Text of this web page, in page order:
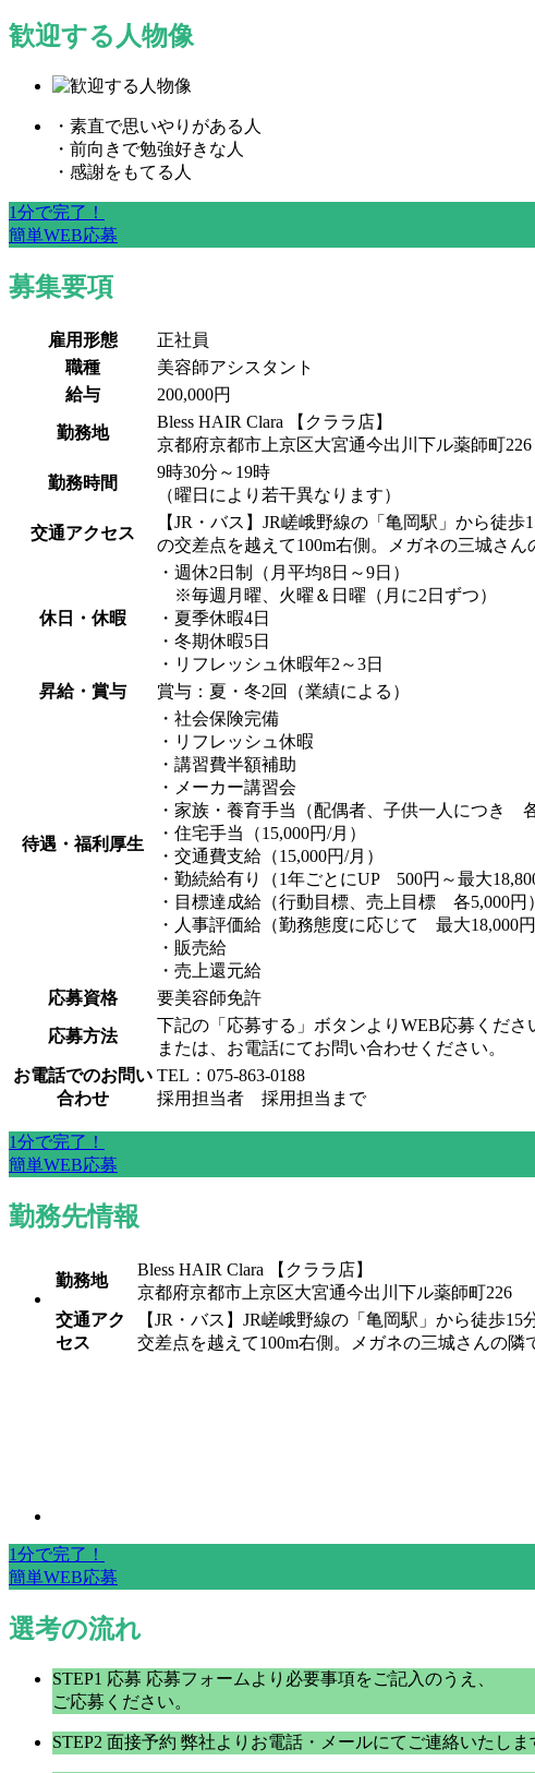
歓迎する人物像
・素直で思いやりがある人
・前向きで勉強好きな人
・感謝をもてる人
1分で完了！
簡単WEB応募
募集要項
雇用形態
正社員
職種
美容師アシスタント
給与
200,000円
勤務地
Bless HAIR Clara 【クララ店】
京都府京都市上京区大宮通今出川下ル薬師町226
勤務時間
9時30分～19時
（曜日により若干異なります）
交通アクセス
【JR・バス】JR嵯峨野線の「亀岡駅」から徒
の交差点を越えて100m右側。メガネの三城さん
休日・休暇
・週休2日制（月平均8日～9日）
※毎週月曜、火曜＆日曜（月に2日ずつ）
・夏季休暇4日
・冬期休暇5日
・リフレッシュ休暇年2～3日
昇給・賞与
賞与：夏・冬2回（業績による）
待遇・福利厚生
・社会保険完備
・リフレッシュ休暇
・講習費半額補助
・メーカー講習会
・家族・養育手当（配偶者、子供一人につき 各
・住宅手当（15,000円/月）
・交通費支給（15,000円/月）
・勤続給有り（1年ごとにUP 500円～最大
・目標達成給（行動目標、売上目標 各5,000円）
・人事評価給（勤務態度に応じて 最大18,000円
・販売給
・売上還元給
応募資格
要美容師免許
応募方法
下記の「応募する」ボタンよりWEB応募くださ
または、お電話にてお問い合わせください。
お電話でのお問い
合わせ
TEL：075-863-0188
採用担当者 採用担当まで
1分で完了！
簡単WEB応募
勤務先情報
勤務地
Bless HAIR Clara 【クララ店】
京都府京都市上京区大宮通今出川下ル薬師町226
交通アク
セス
【JR・バス】JR嵯峨野線の「亀岡駅」から徒歩
交差点を越えて100m右側。メガネの三城さんの隣
1分で完了！
簡単WEB応募
選考の流れ
STEP1 応募 応募フォームより必要事項をご記入のうえ、
ご応募ください。
STEP2 面接予約 弊社よりお電話・メールにてご連絡いたしま